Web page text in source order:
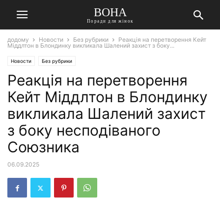
ВОНА
Поради для жінок
додому Новости Без рубрики
Реакція на перетворення Кейт
Міддлтон в Блондинку викликала Шалений захист з боку...
Новости Без рубрики
Реакція на перетворення
Кейт Міддлтон в Блондинку
викликала Шалений захист
з боку несподіваного
Союзника
06.09.2025